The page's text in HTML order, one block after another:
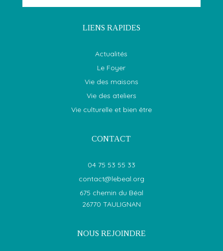
LIENS RAPIDES
Actualités
Le Foyer
Vie des maisons
Vie des ateliers
Vie culturelle et bien être
CONTACT
04 75 53 55 33
contact@lebeal.org
675 chemin du Béal
26770 TAULIGNAN
NOUS REJOINDRE